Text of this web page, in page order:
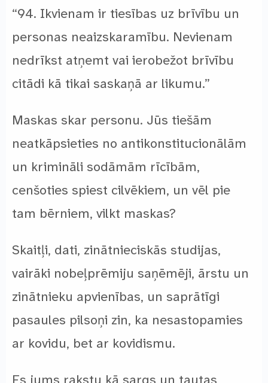
“94. Ikvienam ir tiesības uz brīvību un
personas neaizskaramību. Nevienam
nedrīkst atņemt vai ierobežot brīvību
citādi kā tikai saskaņā ar likumu.”
Maskas skar personu. Jūs tiešām
neatkāpsieties no antikonstitucionālām
un krimināli sodāmām rīcībām,
cenšoties spiest cilvēkiem, un vēl pie
tam bērniem, vilkt maskas?
Skaitļi, dati, zinātnieciskās studijas,
vairāki nobeļprēmiju saņēmēji, ārstu un
zinātnieku apvienības, un saprātīgi
pasaules pilsoņi zin, ka nesastopamies
ar kovidu, bet ar kovidismu.